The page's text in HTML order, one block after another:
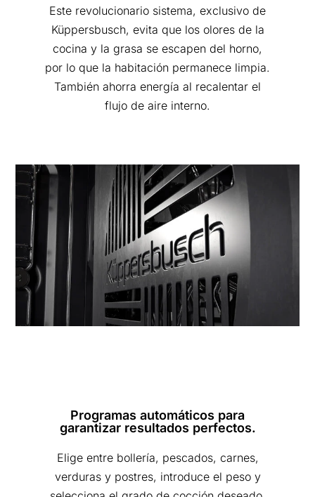
Este revolucionario sistema, exclusivo de
Küppersbusch, evita que los olores de la
cocina y la grasa se escapen del horno,
por lo que la habitación permanece limpia.
También ahorra energía al recalentar el
flujo de aire interno.
Programas automáticos para
garantizar resultados perfectos.
Elige entre bollería, pescados, carnes,
verduras y postres, introduce el peso y